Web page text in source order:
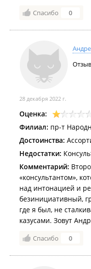
Спасибо 0
28 декабря 2022 г.
Оценка:
Филиал: пр-т
Достоинства:
Недостатки:
Комментарий:
«консультантом»,
над интонацией и
безинициативный,
где я был, не
казусами. Зовут
Спасибо 0